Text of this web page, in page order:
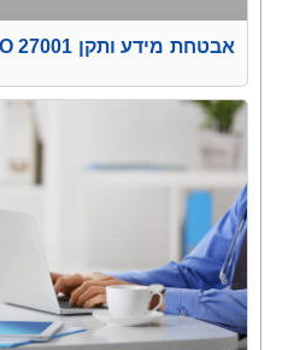
אבטחת מידע ותקן ISO 27001